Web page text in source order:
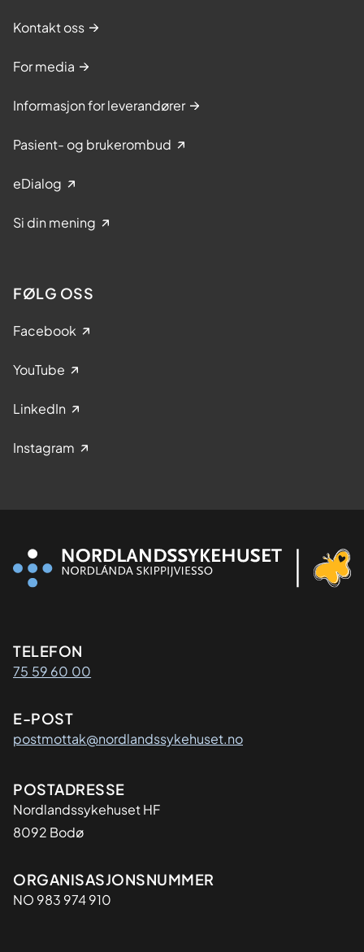
Kontakt oss
For media
Informasjon for leverandører
Pasient- og brukerombud
eDialog
Si din mening
FØLG OSS
Facebook
YouTube
LinkedIn
Instagram
Kontaktinformasjon
TELEFON
75 59 60 00
E-POST
postmottak@nordlandssykehuset.no
Adresse
POSTADRESSE
Nordlandssykehuset HF
8092 Bodø
Organisasjon
ORGANISASJONSNUMMER
NO 983 974 910